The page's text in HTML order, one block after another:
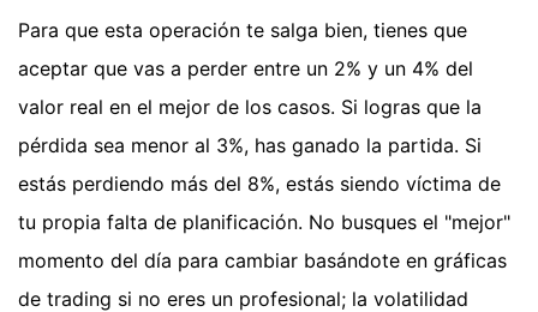
Para que esta operación te salga bien, tienes que
aceptar que vas a perder entre un 2% y un 4% del
valor real en el mejor de los casos. Si logras que la
pérdida sea menor al 3%, has ganado la partida. Si
estás perdiendo más del 8%, estás siendo víctima de
tu propia falta de planificación. No busques el "mejor"
momento del día para cambiar basándote en gráficas
de trading si no eres un profesional; la volatilidad